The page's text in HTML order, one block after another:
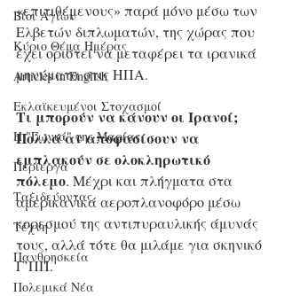
Βίοι Αγίων
Κύριο Θέμα Ημέρας
Articles in English
Εκλαϊκευμένοι Στοχασμοί
Η "Γωνιά" της Μαρίας
Περίεργα
Ταξιδεύοντας
Τέχνη
Πανθρησκεία
Πολεμικά Νέα
«επιτιθέμενους» παρά μόνο μέσω των
Ελβετών διπλωματών, της χώρας που
έχει οριστεί να μεταφέρει τα ιρανικά
μηνύματα στις ΗΠΑ.
Τι μπορούν να κάνουν οι Ιρανοί;
Πολλά αν αποφασίσουν να
εμπλακούν σε ολοκληρωτικό
πόλεμο. Μέχρι και πλήγματα στα
αμερικανικά αεροπλανοφόρο μέσω
κορεσμού της αντιπυραυλικής άμυνάς
τους, αλλά τότε θα μιλάμε για σκηνικό
Γ’ΠΠ.